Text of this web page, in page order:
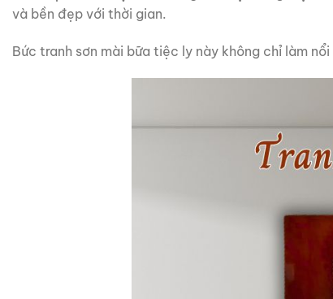
và bền đẹp với thời gian.
Bức tranh sơn mài bữa tiệc ly này không chỉ làm